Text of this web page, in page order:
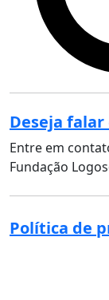
Deseja falar
Entre em
Fundação
Política de